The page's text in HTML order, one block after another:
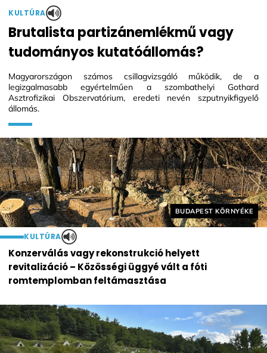
Helyszín címkék:
BUDAPEST KÖRNYÉKE
KULTÚRA
Konzerválás vagy rekonstrukció helyett
revitalizáció – Közösségi üggyé vált a fóti
romtemplomban feltámasztása
KULTÚRA
Brutalista partizánemlékmű vagy
tudományos kutatóállomás?
Magyarországon számos csillagvizsgáló működik, de a
legizgalmasabb egyértelműen a szombathelyi Gothard
Asztrofizikai Obszervatórium, eredeti nevén szputnyikfigyelő
állomás.